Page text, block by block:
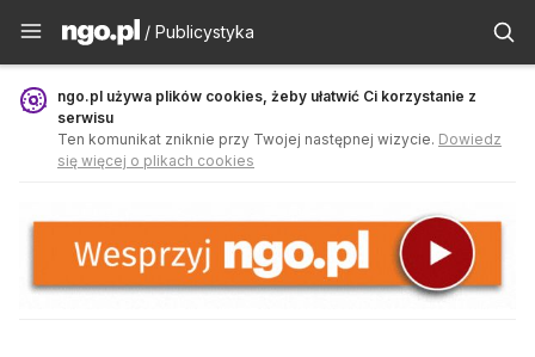
Publicystyka - ngo.pl
/ Publicystyka
ngo.pl używa plików cookies, żeby ułatwić Ci korzystanie z
serwisu
Ten komunikat zniknie przy Twojej następnej wizycie. Dowiedz
się więcej o plikach cookies